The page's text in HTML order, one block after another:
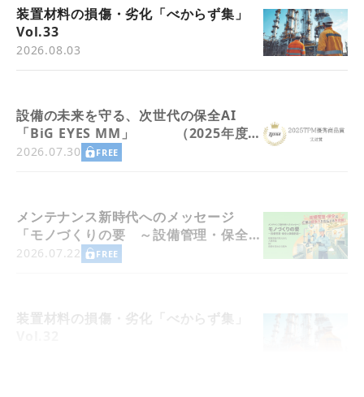
装置材料の損傷・劣化「べからず集」
Vol.33
2026.08.03
設備の未来を守る、次世代の保全AI
「BiG EYES MM」 （2025年度
TPM優秀商品賞 実効賞受賞）
2026.07.30 FREE
メンテナンス新時代へのメッセージ
「モノづくりの要 ～設備管理・保全と
価値創造～」
2026.07.22 FREE
装置材料の損傷・劣化「べからず集」